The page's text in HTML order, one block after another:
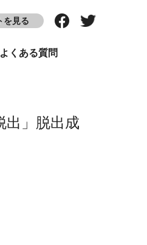
を見る
よくある質問
出」脱出成